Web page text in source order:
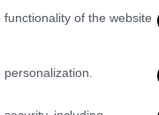
of the website
τέλη